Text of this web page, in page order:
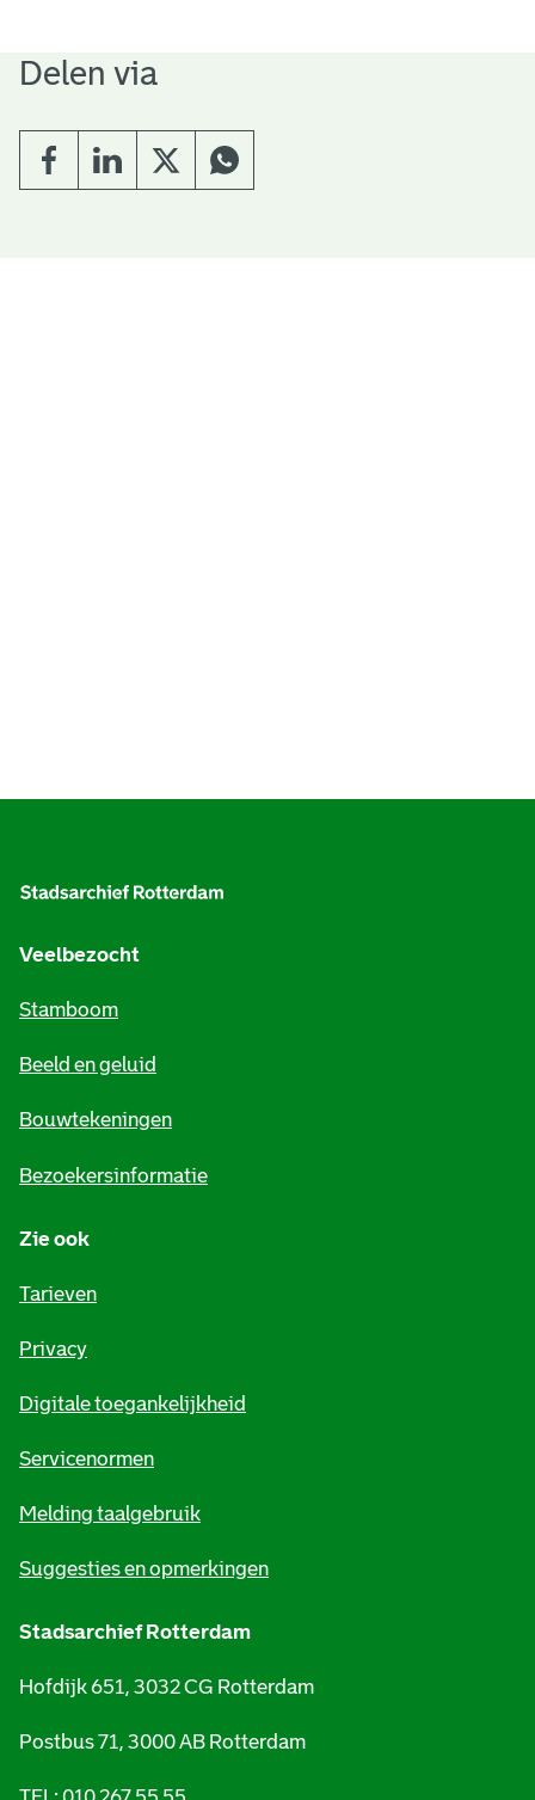
Delen via
Veelbezocht
Stamboom
Beeld en geluid
Bouwtekeningen
Bezoekersinformatie
Zie ook
Tarieven
Privacy
Digitale toegankelijkheid
Servicenormen
Melding taalgebruik
Suggesties en opmerkingen
Stadsarchief Rotterdam
Hofdijk 651, 3032 CG Rotterdam
Postbus 71, 3000 AB Rotterdam